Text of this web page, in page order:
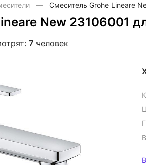
Смеситель Grohe Lineare
New 23106001
7 человек